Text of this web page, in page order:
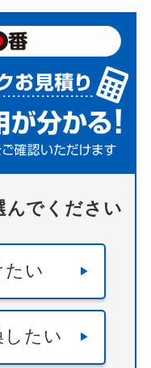
んでください
たい
したい